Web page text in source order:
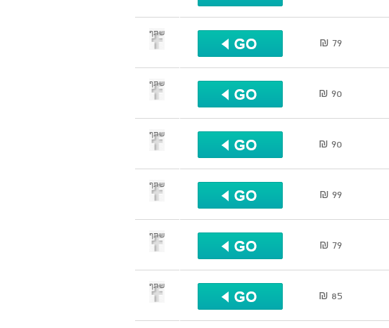
79 ₪
שתף
90 ₪
שתף
90 ₪
שתף
99 ₪
שתף
79 ₪
שתף
85 ₪
שתף